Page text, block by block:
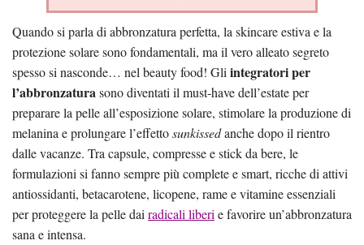
Quando si parla di abbronzatura perfetta, la skincare estiva e la
protezione solare sono fondamentali, ma il vero alleato segreto
spesso si nasconde… nel beauty food! Gli integratori per
l’abbronzaturasono diventati il must-have dell’estate per
preparare la pelle all’esposizione solare, stimolare la produzione di
melanina e prolungare l’effettosunkissedanche dopo il rientro
dalle vacanze. Tra capsule, compresse e stick da bere, le
formulazioni si fanno sempre più complete e smart, ricche di attivi
antiossidanti, betacarotene, licopene, rame e vitamine essenziali
per proteggere la pelle dai radicali liberi e favorire un’abbronzatura
sana e intensa.